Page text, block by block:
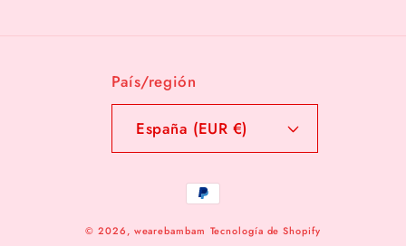
País/región
España (EUR €)
Formas
de
pago
© 2026, wearebambam Tecnología de Shopify